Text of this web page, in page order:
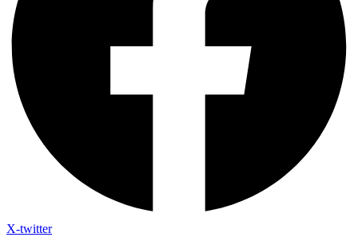
X-twitter